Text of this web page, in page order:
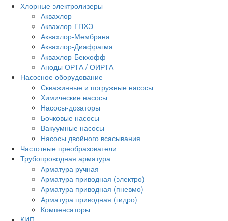
Хлорные электролизеры
Аквахлор
Аквахлор-ГПХЭ
Аквахлор-Мембрана
Аквахлор-Диафрагма
Аквахлор-Бекхофф
Аноды ОРТА / ОИРТА
Насосное оборудование
Скважинные и погружные насосы
Химические насосы
Насосы-дозаторы
Бочковые насосы
Вакуумные насосы
Насосы двойного всасывания
Частотные преобразователи
Трубопроводная арматура
Арматура ручная
Арматура приводная (электро)
Арматура приводная (пневмо)
Арматура приводная (гидро)
Компенсаторы